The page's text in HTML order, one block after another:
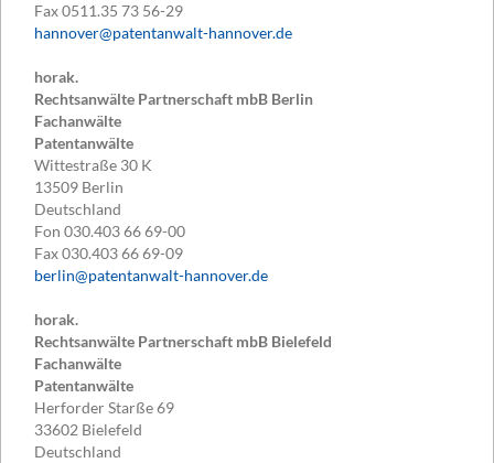
Fax0511.35 73 56-29
hannover@patentanwalt-hannover.de
horak.
Rechtsanwälte Partnerschaft mbB Berlin
Fachanwälte
Patentanwälte
Wittestraße 30 K
13509 Berlin
Deutschland
Fon 030.403 66 69-00
Fax030.403 66 69-09
berlin@patentanwalt-hannover.de
horak.
Rechtsanwälte Partnerschaft mbB Bielefeld
Fachanwälte
Patentanwälte
Herforder Starße 69
33602 Bielefeld
Deutschland